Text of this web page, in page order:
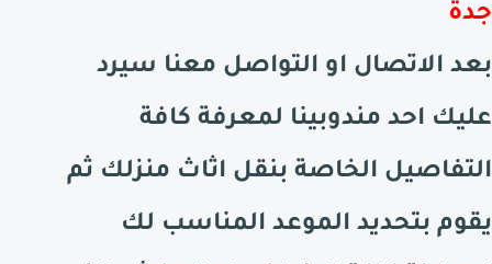
جدة
بعد الاتصال او التواصل معنا سيرد
عليك احد مندوبينا لمعرفة كافة
التفاصيل الخاصة بنقل اثاث منزلك ثم
يقوم بتحديد الموعد المناسب لك